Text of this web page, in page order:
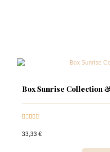
Box Sunrise Collection

33,33 €